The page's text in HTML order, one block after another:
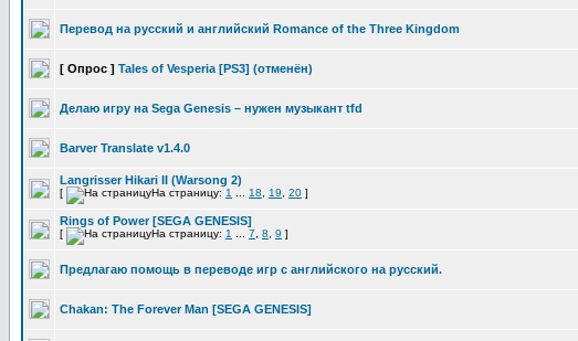
Перевод на русский и английский Romance of the Three Kingdom
[ Опрос ] Tales of Vesperia [PS3] (отменён)
Делаю игру на Sega Genesis – нужен музыкант tfd
Barver Translate v1.4.0
Langrisser Hikari II (Warsong 2)
[ На страницу: 1 18 19 20 ]
Rings of Power [SEGA GENESIS]
[ На страницу: 1 7 8 9 ]
Предлагаю помощь в переводе игр с английского на русский.
Chakan: The Forever Man [SEGA GENESIS]